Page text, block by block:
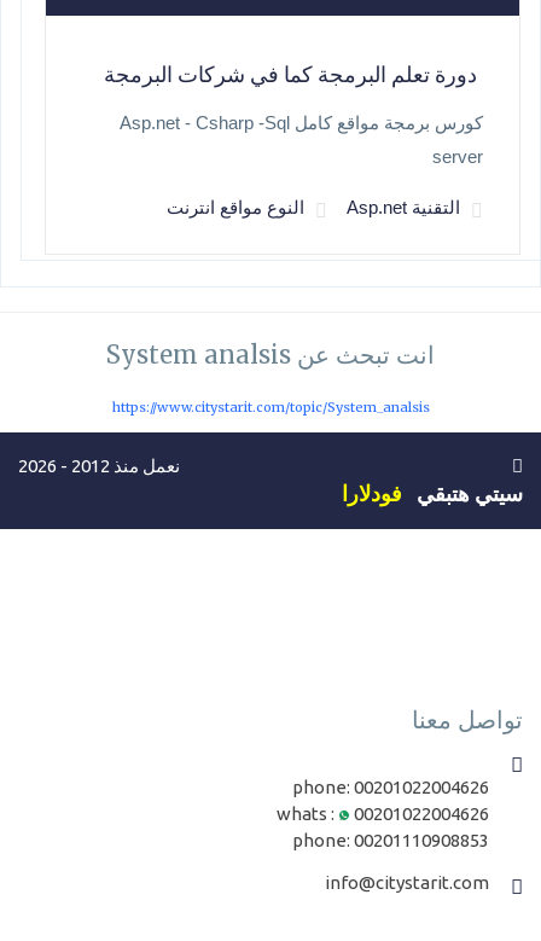
دورة تعلم البرمجة كما في شركات البرمجة
كورس برمجة مواقع كامل Asp.net - Csharp -Sql
server
التقنية Asp.net النوع مواقع انترنت
انت تبحث عن System analsis
https://www.citystarit.com/topic/System_analsis
نعمل منذ 2012 - 2026
سيتي هتبقي فودلارا
تواصل معنا
phone: 00201022004626
whats :
00201022004626
phone: 00201110908853
info@citystarit.com